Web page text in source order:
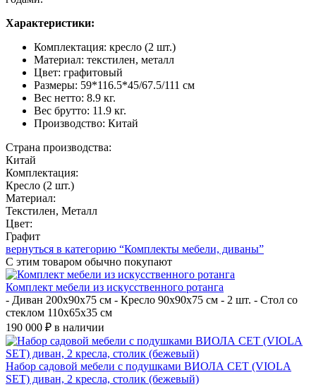
Характеристики:
Комплектация: кресло (2 шт.)
Материал: текстилен, металл
Цвет: графитовый
Размеры: 59*116.5*45/67.5/111 см
Вес нетто: 8.9 кг.
Вес брутто: 11.9 кг.
Производство: Китай
Страна производства:
Китай
Комплектация:
Кресло (2 шт.)
Материал:
Текстилен, Металл
Цвет:
Графит
вернуться в категорию “Комплекты мебели, диваны”
С этим товаром обычно покупают
Комплект мебели из искусственного ротанга
- Диван 200x90x75 см - Кресло 90x90x75 см - 2 шт. - Стол со
стеклом 110x65x35 см
190 000 ₽ в наличии
Набор садовой мебели с подушками ВИОЛА СЕТ (VIOLA
SET) диван, 2 кресла, столик (бежевый)